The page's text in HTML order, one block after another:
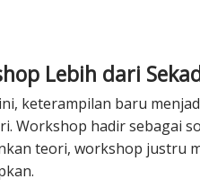
Lebih dari
keterampilan baru
Workshop hadir sebagai
teori, workshop justru